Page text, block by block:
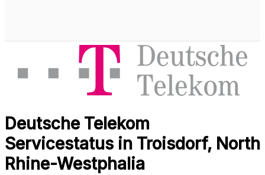
Deutsche Telekom
Servicestatus in Troisdorf, North
Rhine-Westphalia